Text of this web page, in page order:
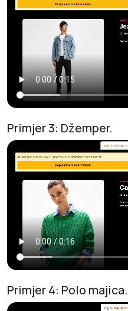
Primjer 3: Džemper.
Primjer 4: Polo majica.